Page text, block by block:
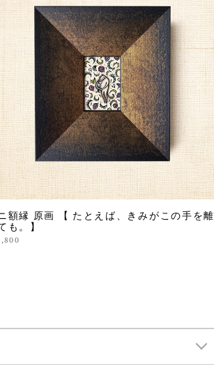
額縁 原画 【 たとえば、きみがこの手を離
も。】